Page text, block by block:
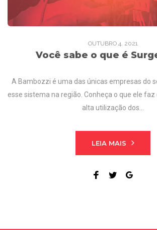
OUTUBRO4 . 2021
Você sabe o que é
A Bambozzi é uma das únicas empresas do
esse sistema na região. Conheça o que ele
alta utilização dos…
LEIA MAIS